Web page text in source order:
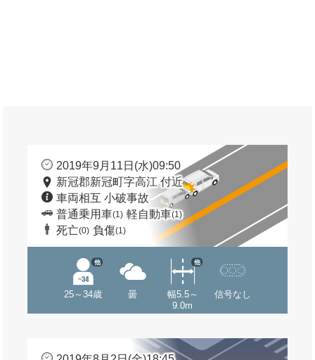
2019年9月11日(水)09:50
新冠郡新冠町字高江 付近
車両相互 小破事故
普通乗用車(1) 軽自動車(1)
死亡(0) 負傷(1)
25～34歳
他
曇
幅5.5～
9.0m
他
信号なし